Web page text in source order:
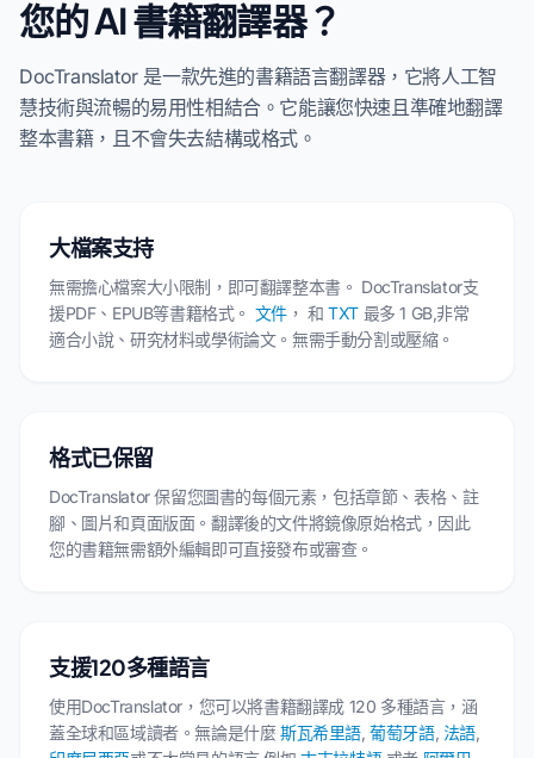
您的 AI 書籍翻譯器？
DocTranslator 是一款先進的書籍語言翻譯器，它將人工智
慧技術與流暢的易用性相結合。它能讓您快速且準確地翻譯
整本書籍，且不會失去結構或格式。
大檔案支持
無需擔心檔案大小限制，即可翻譯整本書。 DocTranslator支
援PDF、EPUB等書籍格式。 文件， 和TXT 最多 1 GB,非常
適合小說、研究材料或學術論文。無需手動分割或壓縮。
格式已保留
DocTranslator 保留您圖書的每個元素，包括章節、表格、註
腳、圖片和頁面版面。翻譯後的文件將鏡像原始格式，因此
您的書籍無需額外編輯即可直接發布或審查。
支援120多種語言
使用DocTranslator，您可以將書籍翻譯成 120 多種語言，涵
蓋全球和區域讀者。無論是什麼斯瓦希里語,葡萄牙語, 法語,